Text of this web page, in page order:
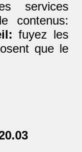
services
contenus:
fuyez les
que le